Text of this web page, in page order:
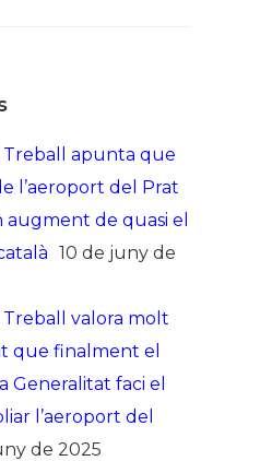
apunta que
l’aeroport del Prat
augment de quasi el
10 de juny de
valora molt
que finalment el
Generalitat faci el
l’aeroport del
de 2025